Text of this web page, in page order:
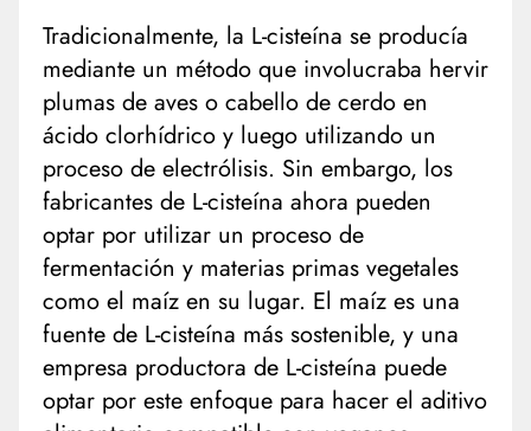
Tradicionalmente, la L-cisteína se producía
mediante un método que involucraba hervir
plumas de aves o cabello de cerdo en
ácido clorhídrico y luego utilizando un
proceso de electrólisis. Sin embargo, los
fabricantes de L-cisteína ahora pueden
optar por utilizar un proceso de
fermentación y materias primas vegetales
como el maíz en su lugar. El maíz es una
fuente de L-cisteína más sostenible, y una
empresa productora de L-cisteína puede
optar por este enfoque para hacer el aditivo